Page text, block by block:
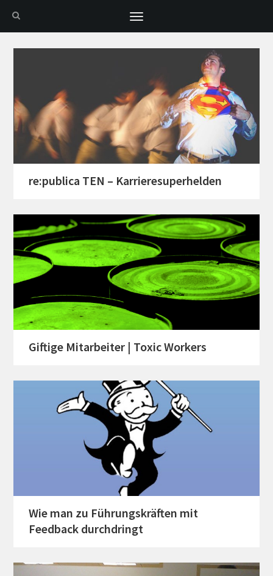
Toggle
navigation
re:publica TEN – Karrieresuperhelden
Giftige Mitarbeiter | Toxic Workers
Wie man zu Führungskräften mit
Feedback durchdringt